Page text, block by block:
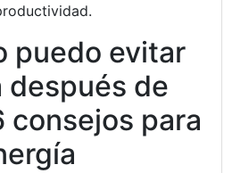
puedo evitar
después de
consejos para